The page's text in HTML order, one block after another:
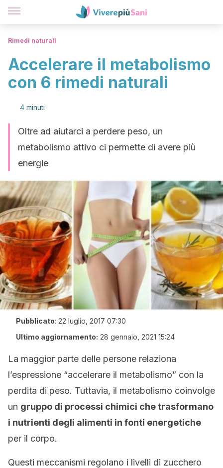
Rimedi naturali
Accelerare il metabolismo
con 6 rimedi naturali
4 minuti
Oltre ad aiutarci a perdere peso, un
metabolismo attivo ci permette di avere più
energie
Pubblicato: 22 luglio, 2017 07:30
Ultimo aggiornamento: 28 gennaio, 2021 15:24
La maggior parte delle persone relaziona
l’espressione “accelerare il metabolismo” con la
perdita di peso. Tuttavia, il metabolismo coinvolge
un gruppo di processi chimici che trasformano
i nutrienti degli alimenti in fonti energetiche
per il corpo.
Questi meccanismi regolano i livelli di zucchero